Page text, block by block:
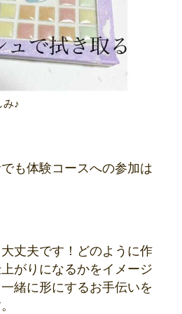
♪
も体験コースへの参加は
丈夫です！どのように作
がりになるかをイメージ
緒に形にするお手伝いを